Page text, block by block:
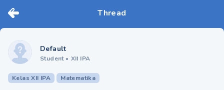
Thread
Default
Student • XII IPA
Kelas XII IPA Matematika